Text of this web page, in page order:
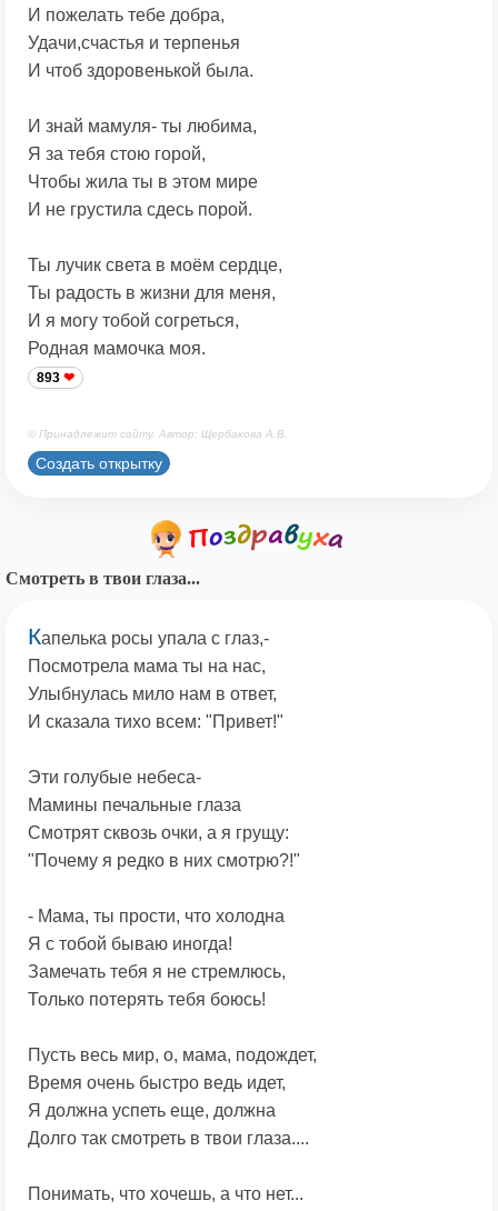
И пожелать тебе добра,
Удачи,счастья и терпенья
И чтоб здоровенькой была.
И знай мамуля- ты любима,
Я за тебя стою горой,
Чтобы жила ты в этом мире
И не грустила сдесь порой.
Ты лучик света в моём сердце,
Ты радость в жизни для меня,
И я могу тобой согреться,
Родная мамочка моя.
893
© Принадлежит сайту. Автор: Щербакова А.В.
Создать открытку
Смотреть в твои глаза...
Капелька росы упала с глаз,-
Посмотрела мама ты на нас,
Улыбнулась мило нам в ответ,
И сказала тихо всем: "Привет!"
Эти голубые небеса-
Мамины печальные глаза
Смотрят сквозь очки, а я грущу:
"Почему я редко в них смотрю?!"
- Мама, ты прости, что холодна
Я с тобой бываю иногда!
Замечать тебя я не стремлюсь,
Только потерять тебя боюсь!
Пусть весь мир, о, мама, подождет,
Время очень быстро ведь идет,
Я должна успеть еще, должна
Долго так смотреть в твои глаза....
Понимать, что хочешь, а что нет...